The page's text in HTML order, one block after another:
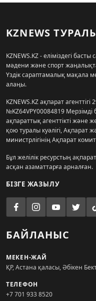
KZNEWS
KZNEWS.KZ - еліміздегі
мәдени және спорт
Үздік сараптамалық мақала
алаңы.
KZNEWS.KZ ақпарат
№KZ64VPY00084819
ақпараттық агенттікті және
қою туралы куәлігі, Ақпарат
министрлігінің Ақпарат
Бұл желілік ресурстың
асқан азаматтарға арналған.
БІЗГЕ ЖАЗЫЛУ
БАЙЛАНЫС
МЕКЕН-ЖАЙ
ҚР, Астана қаласы, Әбікен
ТЕЛЕФОН
+7 701 933 8520